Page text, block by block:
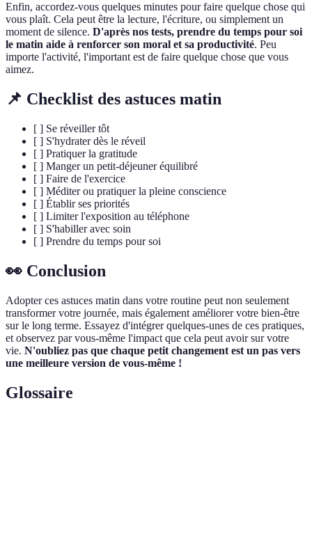
Enfin, accordez-vous quelques minutes pour faire quelque chose qui
vous plaît. Cela peut être la lecture, l'écriture, ou simplement un
moment de silence. D'après nos tests, prendre du temps pour soi
le matin aide à renforcer son moral et sa productivité. Peu
importe l'activité, l'important est de faire quelque chose que vous
aimez.
📌 Checklist des astuces matin
[ ] Se réveiller tôt
[ ] S'hydrater dès le réveil
[ ] Pratiquer la gratitude
[ ] Manger un petit-déjeuner équilibré
[ ] Faire de l'exercice
[ ] Méditer ou pratiquer la pleine conscience
[ ] Établir ses priorités
[ ] Limiter l'exposition au téléphone
[ ] S'habiller avec soin
[ ] Prendre du temps pour soi
👀 Conclusion
Adopter ces astuces matin dans votre routine peut non seulement
transformer votre journée, mais également améliorer votre bien-être
sur le long terme. Essayez d'intégrer quelques-unes de ces pratiques,
et observez par vous-même l'impact que cela peut avoir sur votre
vie. N'oubliez pas que chaque petit changement est un pas vers
une meilleure version de vous-même !
Glossaire